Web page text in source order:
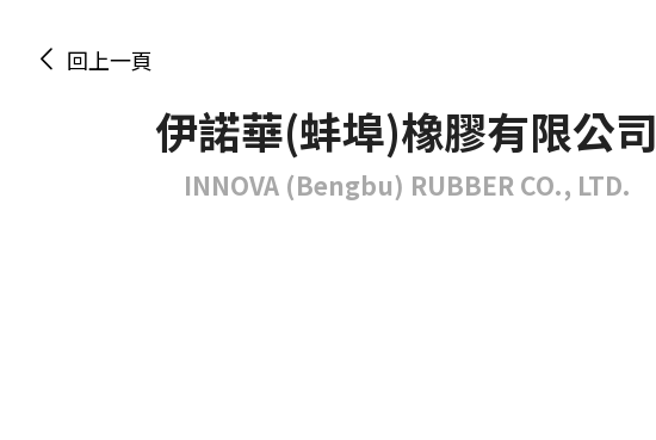
回上一頁
伊諾華(蚌埠)橡膠有限公司
INNOVA (Bengbu) RUBBER CO., LTD.